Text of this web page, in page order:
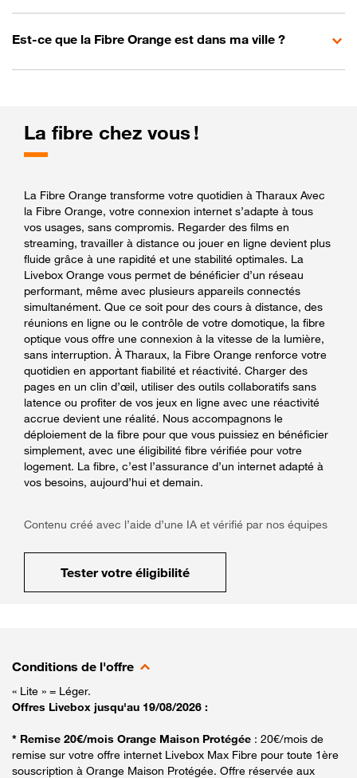
Est-ce que la Fibre Orange est dans ma ville ?
La fibre chez vous !
La Fibre Orange transforme votre quotidien à Tharaux Avec
la Fibre Orange, votre connexion internet s’adapte à tous
vos usages, sans compromis. Regarder des films en
streaming, travailler à distance ou jouer en ligne devient plus
fluide grâce à une rapidité et une stabilité optimales. La
Livebox Orange vous permet de bénéficier d’un réseau
performant, même avec plusieurs appareils connectés
simultanément. Que ce soit pour des cours à distance, des
réunions en ligne ou le contrôle de votre domotique, la fibre
optique vous offre une connexion à la vitesse de la lumière,
sans interruption. À Tharaux, la Fibre Orange renforce votre
quotidien en apportant fiabilité et réactivité. Charger des
pages en un clin d’œil, utiliser des outils collaboratifs sans
latence ou profiter de vos jeux en ligne avec une réactivité
accrue devient une réalité. Nous accompagnons le
déploiement de la fibre pour que vous puissiez en bénéficier
simplement, avec une éligibilité fibre vérifiée pour votre
logement. La fibre, c’est l’assurance d’un internet adapté à
vos besoins, aujourd’hui et demain.
Contenu créé avec l’aide d’une IA et vérifié par nos équipes
Tester votre éligibilité
Conditions de l'offre
« Lite » = Léger.
Offres Livebox jusqu'au 19/08/2026 :
* Remise 20€/mois Orange Maison Protégée : 20€/mois de
remise sur votre offre internet Livebox Max Fibre pour toute 1ère
souscription à Orange Maison Protégée. Offre réservée aux